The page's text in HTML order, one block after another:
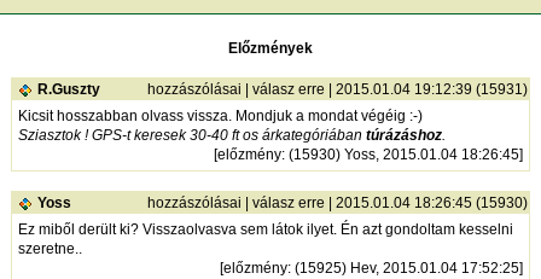
Előzmények
R.Guszty hozzászólásai válasz erre | 2015.01.04 19:12:39 (15931)
Kicsit hosszabban olvass vissza. Mondjuk a mondat végéig :-)
Sziasztok ! GPS-t keresek 30-40 ft os árkategóriában túrázáshoz.
[előzmény: (15930) Yoss, 2015.01.04 18:26:45]
Yoss hozzászólásai válasz erre | 2015.01.04 18:26:45 (15930)
Ez miből derült ki? Visszaolvasva sem látok ilyet. Én azt gondoltam kesselni
szeretne..
[előzmény: (15925) Hev, 2015.01.04 17:52:25]